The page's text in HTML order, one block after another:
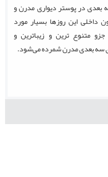
بعدی در پوستر دیواری مدرن و
این روزها بسیار مورد
متنوع ترین و زیباترین و
سه بعدی مدرن شمرده می‌شود.